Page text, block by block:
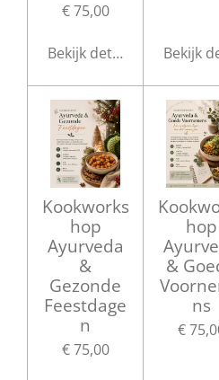
€ 75,00
Bekijk details Bekijk
Kookworks
hop
Ayurveda
&
Gezonde
Feestdage
n
€ 75,00
hop
&
ns
€